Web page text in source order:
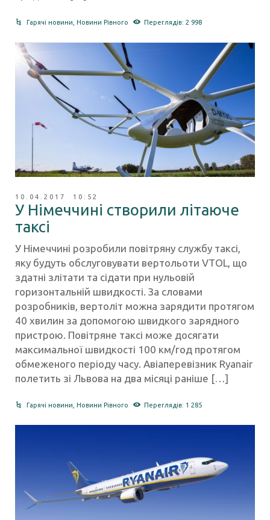
Гарячі новини ,Новини Рівного Переглядів: 2 998
10.04.2017 10:52
У Німеччині створили літаюче
таксі
У Німеччині розробили повітряну службу таксі,
яку будуть обслуговувати вертольоти VTOL, що
здатні злітати та сідати при нульовій
горизонтальній швидкості. За словами
розробників, вертоліт можна зарядити протягом
40 хвилин за допомогою швидкого зарядного
пристрою. Повітряне таксі може досягати
максимальної швидкості 100 км/год протягом
обмеженого періоду часу. Авіаперевізник Ryanair
полетить зі Львова на два місяці раніше […]
Гарячі новини ,Новини Рівного Переглядів: 1 285